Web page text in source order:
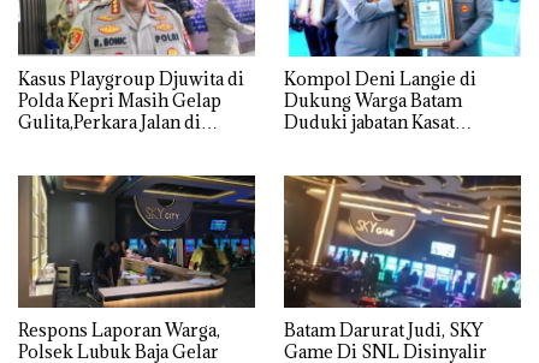
Kasus Playgroup Djuwita di
Polda Kepri Masih Gelap
Gulita,Perkara Jalan di
Kompol Deni Langie di
Dukung Warga Batam
Duduki jabatan Kasat
Respons Laporan Warga,
Polsek Lubuk Baja Gelar
Batam Darurat Judi, SKY
Game Di SNL Disinyalir